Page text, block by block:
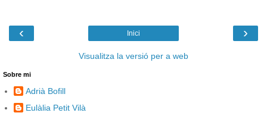
‹ ›
Inici
Visualitza la versió per a web
Sobre mi
Adrià Bofill
Eulàlia Petit Vilà